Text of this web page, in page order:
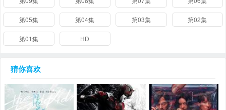
第05集 第04集 第03集 第02集
第01集 HD
猜你喜欢